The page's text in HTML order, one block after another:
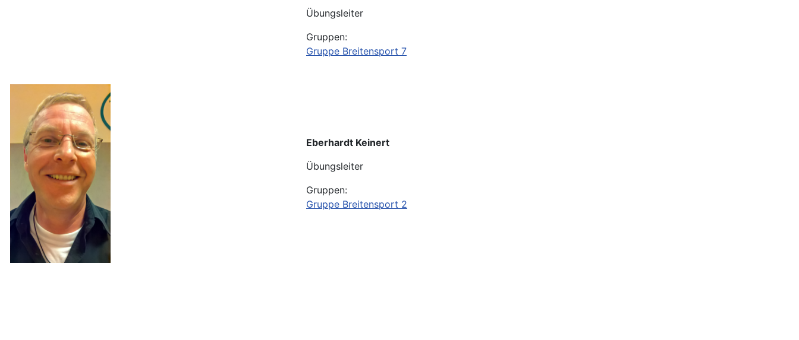
Übungsleiter
Gruppen:
Gruppe Breitensport 7
Eberhardt Keinert
Übungsleiter
Gruppen:
Gruppe Breitensport 2